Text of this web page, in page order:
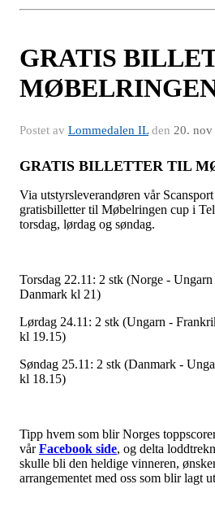
GRATIS
Postet av Lommedalen ILden 20. nov
GRATIS BILLETTER TIL
Via utstyrsleverandøren vår
gratisbilletter til Møbelringen cup i
torsdag, lørdag og søndag.
Torsdag 22.11: 2 stk (Norge -
Danmark kl 21)
Lørdag 24.11: 2 stk (Ungarn -
kl 19.15)
Søndag 25.11: 2 stk (Danmark -
kl 18.15)
Tipp hvem som blir Norges
vårFacebook side, og delta
skulle bli den heldige vinneren,
arrangementet med oss som blir lagt